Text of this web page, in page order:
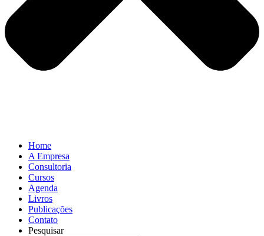
Home
A Empresa
Consultoria
Cursos
Agenda
Livros
Publicações
Contato
Pesquisar